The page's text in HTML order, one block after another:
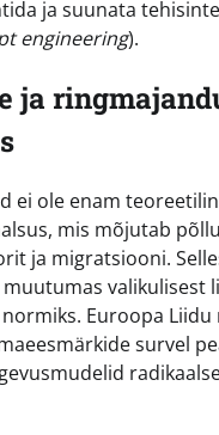
ja suunata
engineering).
ja
ei ole enam
mis mõjutab
ja migratsiooni.
valikulisest
Euroopa Liidu
survel